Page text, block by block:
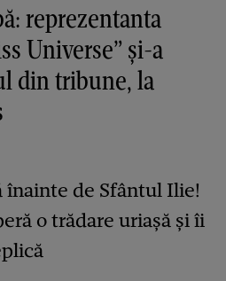
reprezentanta
Universe” și-a
din tribune, la